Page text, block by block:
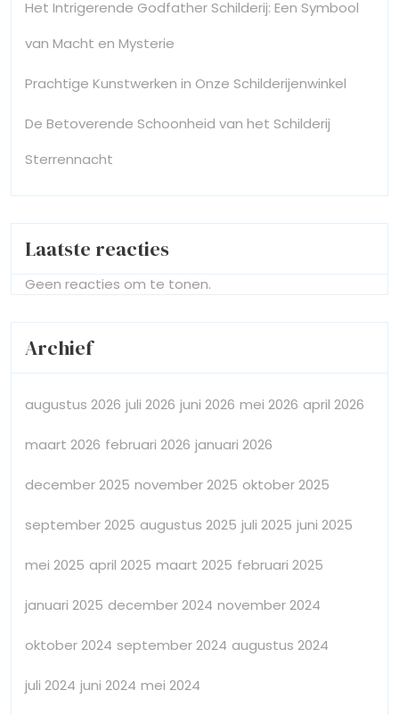
Het Intrigerende Godfather Schilderij: Een Symbool
van Macht en Mysterie
Prachtige Kunstwerken in Onze Schilderijenwinkel
De Betoverende Schoonheid van het Schilderij
Sterrennacht
Laatste reacties
Geen reacties om te tonen.
Archief
augustus 2026 juli 2026 juni 2026 mei 2026 april 2026
maart 2026 februari 2026 januari 2026
december 2025 november 2025 oktober 2025
september 2025 augustus 2025 juli 2025 juni 2025
mei 2025 april 2025 maart 2025 februari 2025
januari 2025 december 2024 november 2024
oktober 2024 september 2024 augustus 2024
juli 2024 juni 2024 mei 2024